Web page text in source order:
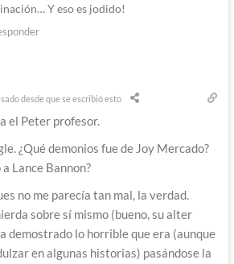
Y eso es jodido!
desde que se escribió esto
el Peter profesor.
¿Qué demonios fue de Joy Mercado?
Lance Bannon?
no me parecía tan mal, la verdad.
sobre sí mismo (bueno, su alter
demostrado lo horrible que era (aunque
en algunas historias) pasándose la